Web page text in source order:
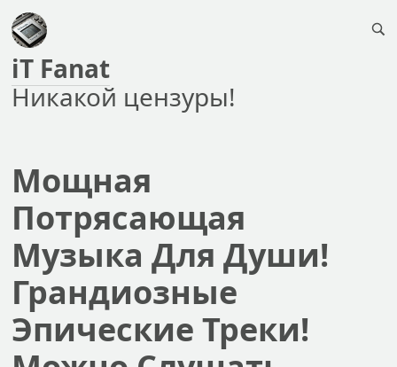
iT Fanat
Никакой цензуры!
Мощная
Потрясающая
Музыка Для Души!
Грандиозные
Эпические Треки!